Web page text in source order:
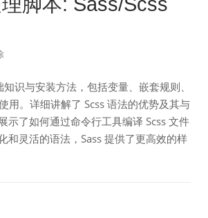
识与安装方法，包括变量、嵌套规则、
用。详细讲解了 Scss 语法的优势及其与
示了如何通过命令行工具编译 Scss 文件
和灵活的语法，Sass 提供了更高效的样